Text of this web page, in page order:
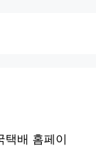
택배 홈페이